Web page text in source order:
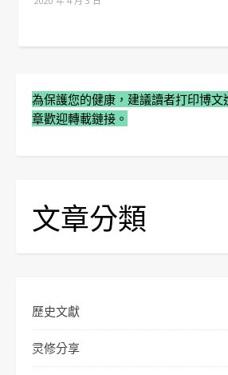
為保護您的健康，建議讀者打印博文
章歡迎轉載鏈接。
文章分類
歷史文獻
灵修分享